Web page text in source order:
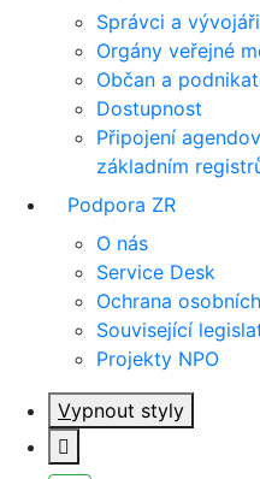
Správci a vývojáři
Orgány veřejné
Občan a
Dostupnost
Připojení
základním
Podpora ZR
O nás
Service Desk
Ochrana
Související
Projekty NPO
Vypnout styly